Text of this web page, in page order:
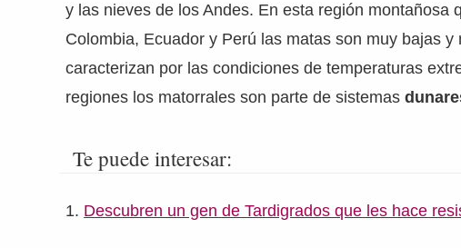
y las nieves de los Andes. En esta región montañosa
Colombia, Ecuador y Perú las matas son muy bajas
caracterizan por las condiciones de temperaturas
regiones los matorrales son parte de sistemas
Te puede interesar:
Descubren un gen de Tardigrados que les hace